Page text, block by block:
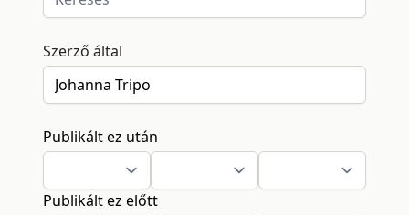
Szerző által
Publikált ez után
Publikált ez előtt